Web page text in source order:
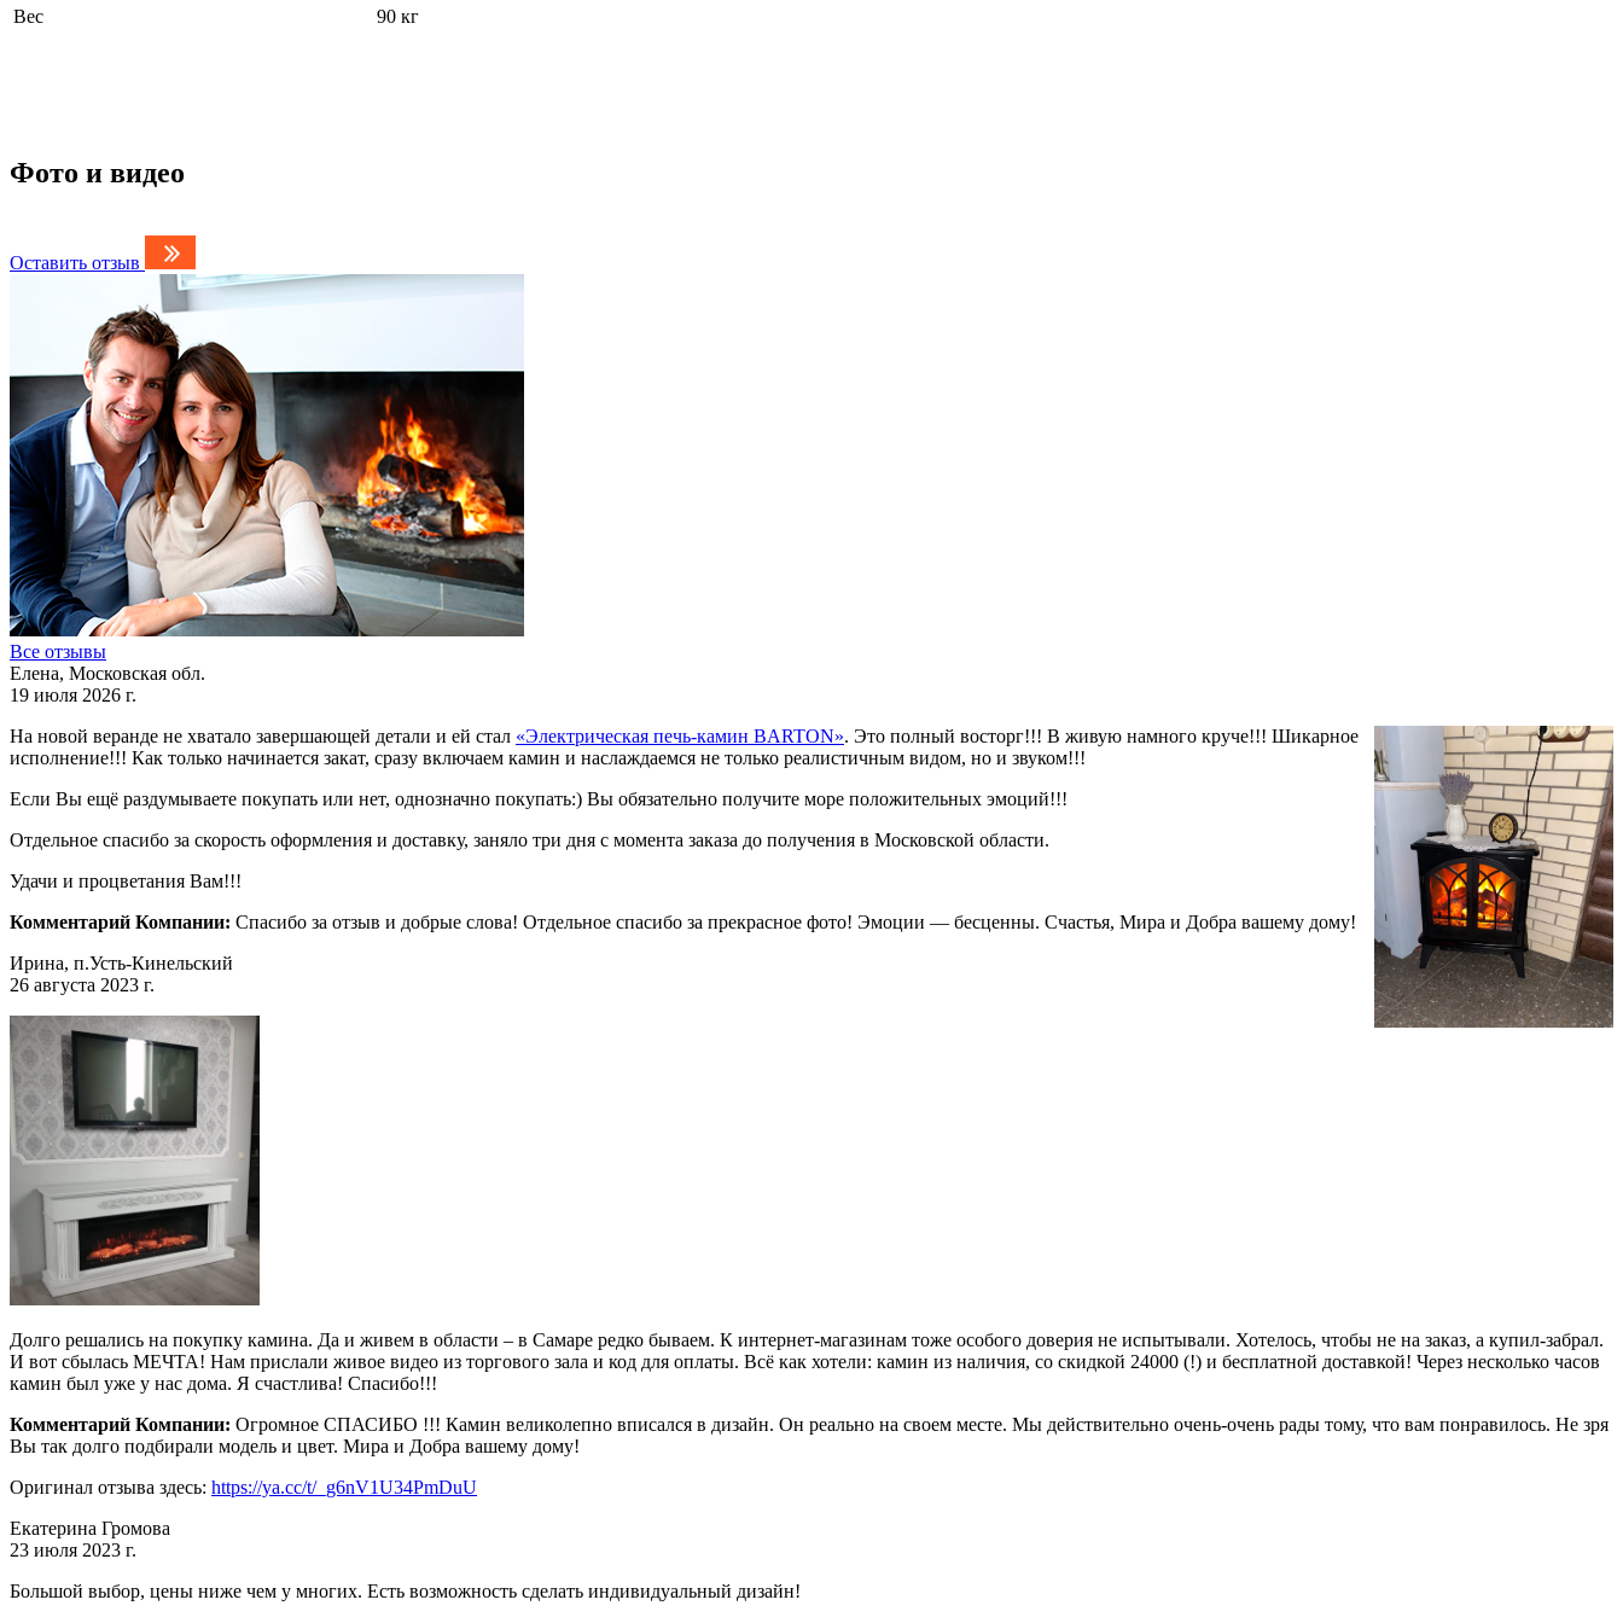
Вес 90 кг
Фото и видео
Оставить отзыв
Все отзывы
Елена, Московская обл.
19 июля 2026 г.
На новой веранде не хватало завершающей детали и ей стал «Электрическая печь-камин BARTON». Это полный восторг!!! В живую намного круче!!! Шикарное
исполнение!!! Как только начинается закат, сразу включаем камин и наслаждаемся не только реалистичным видом, но и звуком!!!
Если Вы ещё раздумываете покупать или нет, однозначно покупать:) Вы обязательно получите море положительных эмоций!!!
Отдельное спасибо за скорость оформления и доставку, заняло три дня с момента заказа до получения в Московской области.
Удачи и процветания Вам!!!
Комментарий Компании: Спасибо за отзыв и добрые слова! Отдельное спасибо за прекрасное фото! Эмоции — бесценны. Счастья, Мира и Добра вашему дому!
Ирина, п.Усть-Кинельский
26 августа 2023 г.
Долго решались на покупку камина. Да и живем в области – в Самаре редко бываем. К интернет-магазинам тоже особого доверия не испытывали. Хотелось, чтобы не на заказ, а купил-забрал.
И вот сбылась МЕЧТА! Нам прислали живое видео из торгового зала и код для оплаты. Всё как хотели: камин из наличия, со скидкой 24000 (!) и бесплатной доставкой! Через несколько часов
камин был уже у нас дома. Я счастлива! Спасибо!!!
Комментарий Компании: Огромное СПАСИБО !!! Камин великолепно вписался в дизайн. Он реально на своем месте. Мы действительно очень-очень рады тому, что вам понравилось. Не зря
Вы так долго подбирали модель и цвет. Мира и Добра вашему дому!
Оригинал отзыва здесь: https://ya.cc/t/_g6nV1U34PmDuU
Екатерина Громова
23 июля 2023 г.
Большой выбор, цены ниже чем у многих. Есть возможность сделать индивидуальный дизайн!